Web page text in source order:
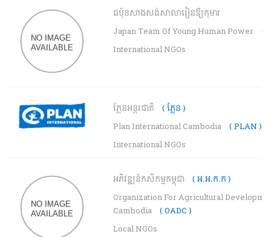
ជប៉ុនសាងសង់សាលារៀនឳ្យកុមារ
Japan Team Of Young Human Power (
International NGOs
ភ្លែនអន្តរជាតិ ( ភ្លែន )
Plan International Cambodia ( PLAN )
International NGOs
អភិវឌ្ឍន៍កសិកម្មកម្ពុជា ( អ.អ.ក.ក )
Organization For Agricultural
Cambodia ( OADC )
Local NGOs